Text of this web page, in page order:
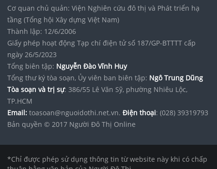
Cơ quan chủ quản: Viện Nghiên cứu đô thị và Phát triển hạ
tầng (Tổng hội Xây dựng Việt Nam)
Thành lập: 12/6/2006
Giấy phép hoạt động Tạp chí điện tử số 187/GP-BTTTT cấp
ngày 26/5/2023
Tổng biên tập: Nguyễn Đào Vĩnh Huy
Tổng thư ký tòa soạn, Ủy viên ban biên tập: Ngô Trung Dũng
Tòa soạn và trị sự: 386/55 Lê Văn Sỹ, phường Nhiêu Lộc,
TP.HCM
Email: toasoan@nguoidothi.net.vn. Điện thoại: (028) 39319793
Bản quyền © 2017 Người Đô Thị Online
*Chỉ được phép sử dụng thông tin từ website này khi có chấp